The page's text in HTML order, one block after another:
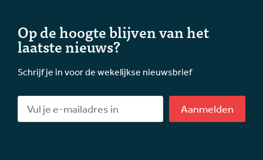
Op de hoogte blijven van het
laatste nieuws?
Schrijf je in voor de wekelijkse nieuwsbrief
Aanmelden